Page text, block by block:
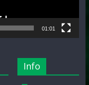
01:01
Info